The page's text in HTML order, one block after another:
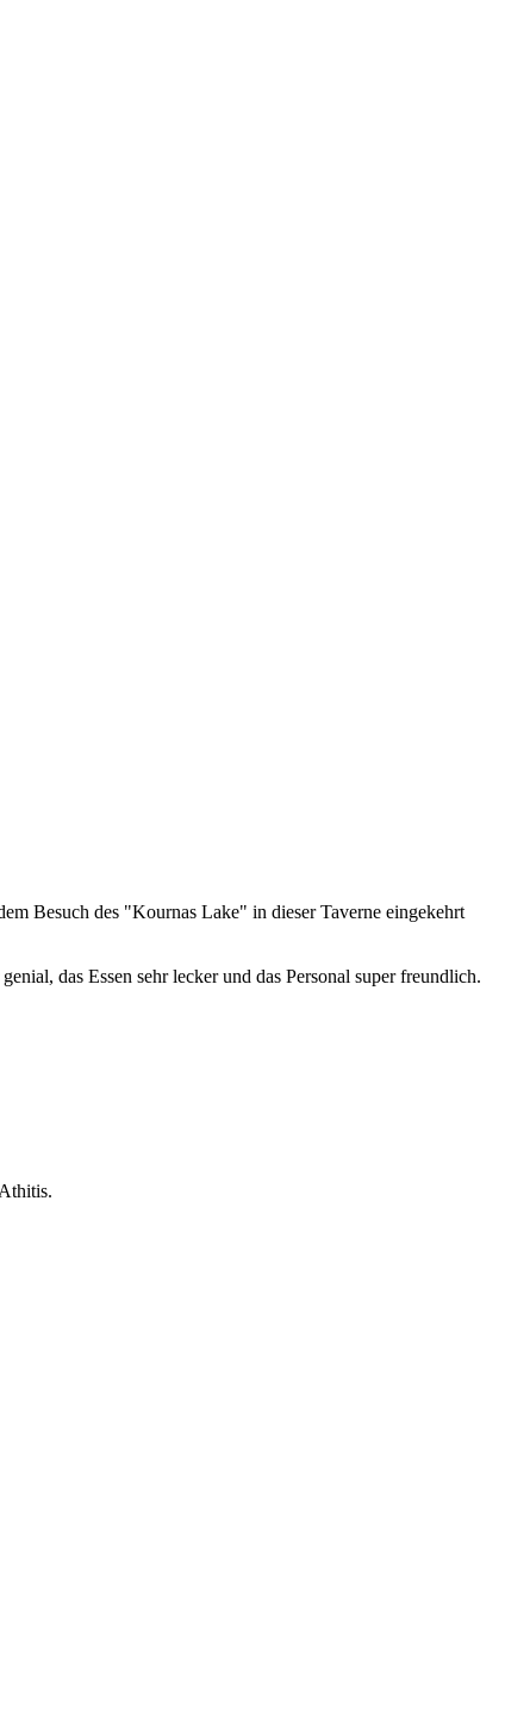
Besuch des "Kournas Lake" in dieser Taverne eingekehrt
das Essen sehr lecker und das Personal super freundlich.